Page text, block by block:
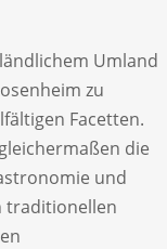
Umland
zu
Facetten.
die
und
traditionellen